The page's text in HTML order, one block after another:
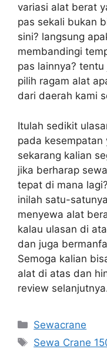
variasi alat berat
pas sekali bukan
sini? langsung
membandingi
pas lainnya?
pilih ragam alat
dari daerah kami
Itulah sedikit
pada kesempatan
sekarang kalian
jika berharap
tepat di mana
inilah satu-
menyewa alat
kalau ulasan di
dan juga
Semoga kalian
alat di atas dan
review
Categories
Sewacrane
Tags
Sewa Crane